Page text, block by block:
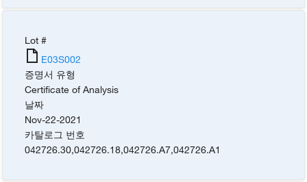
Lot #
E03S002
증명서 유형
Certificate of Analysis
날짜
Nov-22-2021
카탈로그 번호
042726.30,042726.18,042726.A7,042726.A1